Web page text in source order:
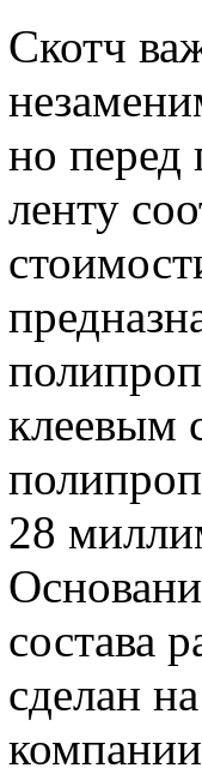
Скотч
но перед
ленту
клеевым
28
состава
сделан